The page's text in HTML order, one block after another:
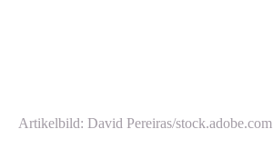
Artikelbild: David Pereiras/stock.adobe.com